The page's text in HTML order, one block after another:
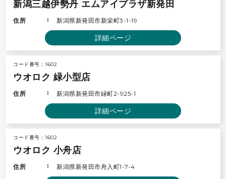
新潟三越伊勢丹 エムアイプラザ新発田
住所 新潟県新発田市新栄町3-1-19
詳細ページ
コード番号：1602
ウオロク 緑小型店
住所 新潟県新発田市緑町2-925-1
詳細ページ
コード番号：1602
ウオロク 小舟店
住所 新潟県新発田市舟入町1-7-4